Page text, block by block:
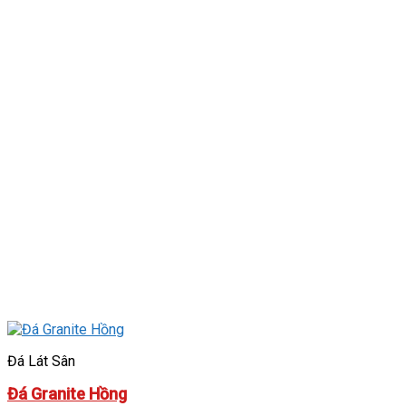
Đá Lát Sân
Đá Granite Hồng